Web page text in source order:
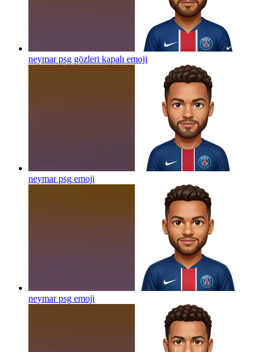
neymar psg gözleri kapalı emoji
neymar psg emoji
neymar psg emoji